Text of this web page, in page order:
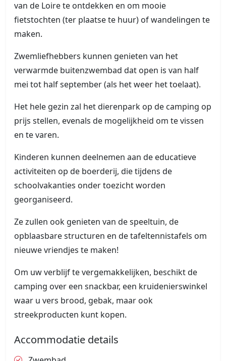
van de Loire te ontdekken en om mooie
fietstochten (ter plaatse te huur) of wandelingen te
maken.
Zwemliefhebbers kunnen genieten van het
verwarmde buitenzwembad dat open is van half
mei tot half september (als het weer het toelaat).
Het hele gezin zal het dierenpark op de camping op
prijs stellen, evenals de mogelijkheid om te vissen
en te varen.
Kinderen kunnen deelnemen aan de educatieve
activiteiten op de boerderij, die tijdens de
schoolvakanties onder toezicht worden
georganiseerd.
Ze zullen ook genieten van de speeltuin, de
opblaasbare structuren en de tafeltennistafels om
nieuwe vriendjes te maken!
Om uw verblijf te vergemakkelijken, beschikt de
camping over een snackbar, een kruidenierswinkel
waar u vers brood, gebak, maar ook
streekproducten kunt kopen.
Accommodatie details